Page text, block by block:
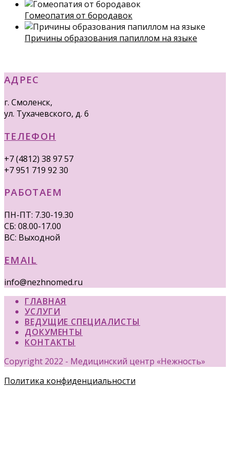
Гомеопатия от бородавок
Причины образования папиллом на языке
АДРЕС
г. Смоленск,
ул. Тухачевского, д. 6
ТЕЛЕФОН
+7 (4812) 38 97 57
+7 951 719 92 30
РАБОТАЕМ
ПН-ПТ: 7.30-19.30
СБ: 08.00-17.00
ВС: Выходной
EMAIL
info@nezhnomed.ru
ГЛАВНАЯ
УСЛУГИ
ВЕДУЩИЕ СПЕЦИАЛИСТЫ
ДОКУМЕНТЫ
КОНТАКТЫ
Copyright 2022 - Медицинский центр «Нежность»
Политика конфиденциальности